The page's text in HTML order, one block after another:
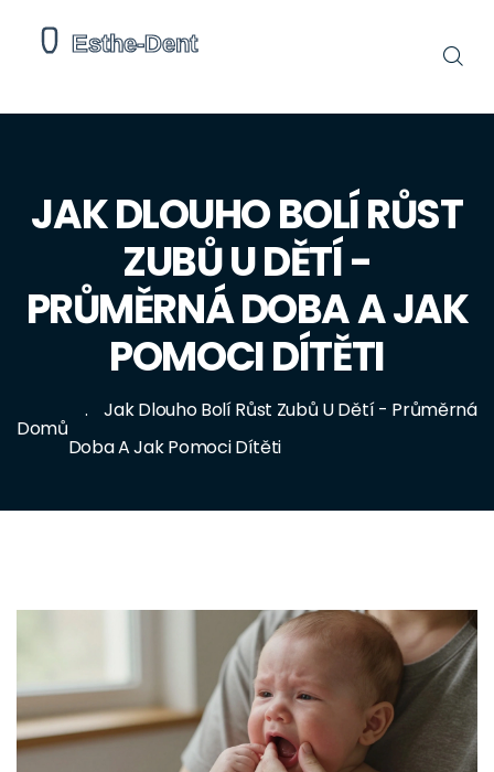
JAK DLOUHO BOLÍ RŮST
ZUBŮ U DĚTÍ -
PRŮMĚRNÁ DOBA A JAK
POMOCI DÍTĚTI
Domů
Jak Dlouho Bolí Růst Zubů U Dětí - Průměrná
Doba A Jak Pomoci Dítěti